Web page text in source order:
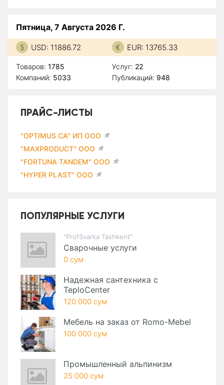
Пятница, 7 Августа 2026 Г.
USD: 11886.72 EUR: 13765.33
Товаров: 1785
Компаний: 5033
Услуг: 22
Публикаций: 948
ПРАЙС-ЛИСТЫ
"OPTIMUS CA" ИП ООО
"MAXPRODUCT" ООО
"FORTUNA TANDEM" ООО
"HYPER PLAST" ООО
ПОПУЛЯРНЫЕ УСЛУГИ
"ProfSvarka Tashkent"
Сварочные услуги
0 сум
Надежная сантехника с
TeploCenter
120 000 сум
Мебель на заказ от Romo-Mebel
100 000 сум
Промышленный альпинизм
25 000 сум